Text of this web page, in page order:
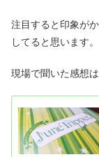
注目すると印象が
してると思います。
現場で聞いた感想